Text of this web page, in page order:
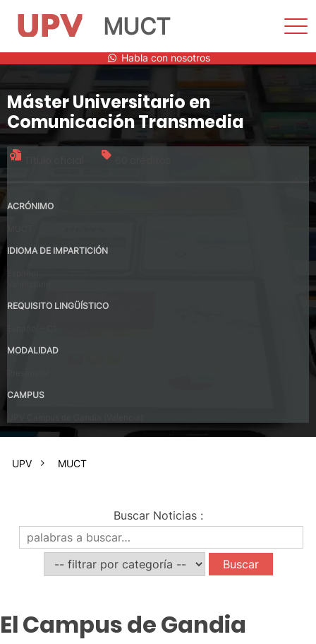
contenido
MUCT
Habla con nosotros
Máster Universitario en
Comunicación Transmedia
ACRÓNIMO
IDIOMA DE IMPARTICIÓN
REQUISITO LINGÜÍSTICO
MODALIDAD
CAMPUS
UPV MUCT
Buscar Noticias:
El Campus de Gandia